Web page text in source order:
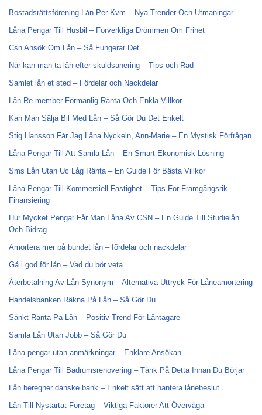
Bostadsrättsförening Lån Per Kvm – Nya Trender Och Utmaningar
Låna Pengar Till Husbil – Förverkliga Drömmen Om Frihet
Csn Ansök Om Lån – Så Fungerar Det
När kan man ta lån efter skuldsanering – Tips och Råd
Samlet lån et sted – Fördelar och Nackdelar
Lån Re-member Förmånlig Ränta Och Enkla Villkor
Kan Man Sälja Bil Med Lån – Så Gör Du Det Enkelt
Stig Hansson Får Jag Låna Nyckeln, Ann-Marie – En Mystisk Förfrågan
Låna Pengar Till Att Samla Lån – En Smart Ekonomisk Lösning
Sms Lån Utan Uc Låg Ränta – En Guide För Bästa Villkor
Låna Pengar Till Kommersiell Fastighet – Tips För Framgångsrik
Finansiering
Hur Mycket Pengar Får Man Låna Av CSN – En Guide Till Studielån
Och Bidrag
Amortera mer på bundet lån – fördelar och nackdelar
Gå i god för lån – Vad du bör veta
Återbetalning Av Lån Synonym – Alternativa Uttryck För Låneamortering
Handelsbanken Räkna På Lån – Så Gör Du
Sänkt Ränta På Lån – Positiv Trend För Låntagare
Samla Lån Utan Jobb – Så Gör Du
Låna pengar utan anmärkningar – Enklare Ansökan
Låna Pengar Till Badrumsrenovering – Tänk På Detta Innan Du Börjar
Lån beregner danske bank – Enkelt sätt att hantera lånebeslut
Lån Till Nystartat Företag – Viktiga Faktorer Att Överväga